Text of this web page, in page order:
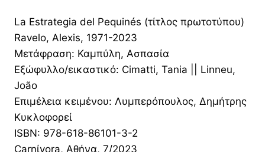
was:
18,00 €.
τιμή
είναι:
12,60 €.
La Estrategia del Pequinés (τίτλος πρωτοτύπου)
Ravelo, Alexis, 1971-2023
Μετάφραση: Καμπύλη, Ασπασία
Εξώφυλλο/εικαστικό: Cimatti, Tania || Linneu,
João
Επιμέλεια κειμένου: Λυμπερόπουλος, Δημήτρης
Κυκλοφορεί
ISBN: 978-618-86101-3-2
Carnίvora, Αθήνα, 7/2023